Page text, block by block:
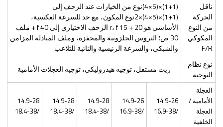
ناقل
الحركة
من النوع
المكوكي
F/R
(1+1)×(5×4)نوع من الخيارات عند الزحف إلى
(1+1)×(5×4)×2نوع المكون، مع حد للسرعة العكسية،
الأساسي هو 20 + 15 r، f الزحف الاختياري إلى 40 f + ملف
30 ص؛ التروس الحلزونية والمحفزة، وملف المبادلة المزامن
والشبكي، والسرعة الرئيسية والنائبة للتلاعب
نوع نظام
التوجيه
زيت مستقل، توجيه هيدروليكي، توجيه العجلات الأمامية
العجلة
الأمامية /
العجلة
الخلفية
14.9-26
/16.9-38
14.9-26
/16.9-38
14.9-28
/18.4-38
14.9-28
/18.4-38
14.9-28
/18.4-38